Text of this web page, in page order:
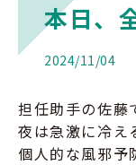
本日、
2024/11/04
担任助手の佐藤
夜は急激に冷え
個人的な風邪予